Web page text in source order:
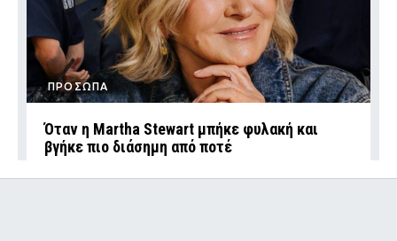
ΠΡΟΣΩΠΑ
Όταν η Martha Stewart μπήκε φυλακή και
βγήκε πιο διάσημη από ποτέ